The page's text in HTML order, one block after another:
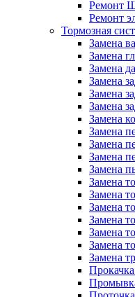
Ремонт
Ремонт
Тормозная
Замена
Замена
Замена
Замена
Замена
Замена
Замена
Замена
Замена
Замена
Замена
Замена
Замена
Замена
Замена
Замена
Замена
Замена